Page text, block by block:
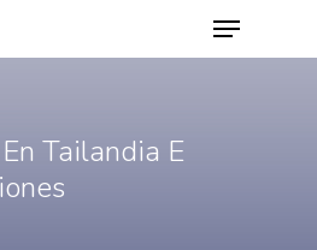
or ESC to close
Tailandia E